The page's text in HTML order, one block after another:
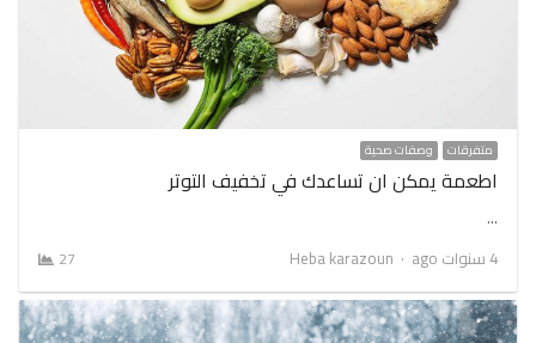
متفرقات وصفات صحية
اطعمة يمكن ان تساعدك في تخفيف التوتر
…
4 سنوات ago
Author
Heba karazoun
27